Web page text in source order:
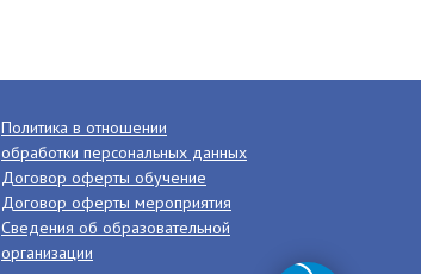
Политика в отношении
обработки персональных данных
Договор оферты обучение
Договор оферты мероприятия
Сведения об образовательной
организации